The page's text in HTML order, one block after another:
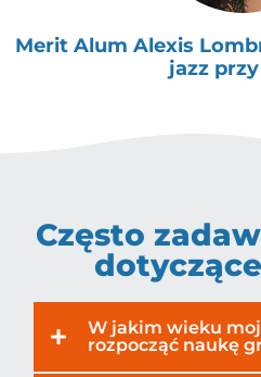
Merit Alum Alexis
jazz
Często
W jakim wieku
rozpocząć naukę